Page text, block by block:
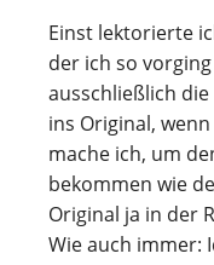
Einst lektorierte
der ich so
ausschließlich
ins Original,
mache ich, um
bekommen wie
Original ja in der
Wie auch immer: